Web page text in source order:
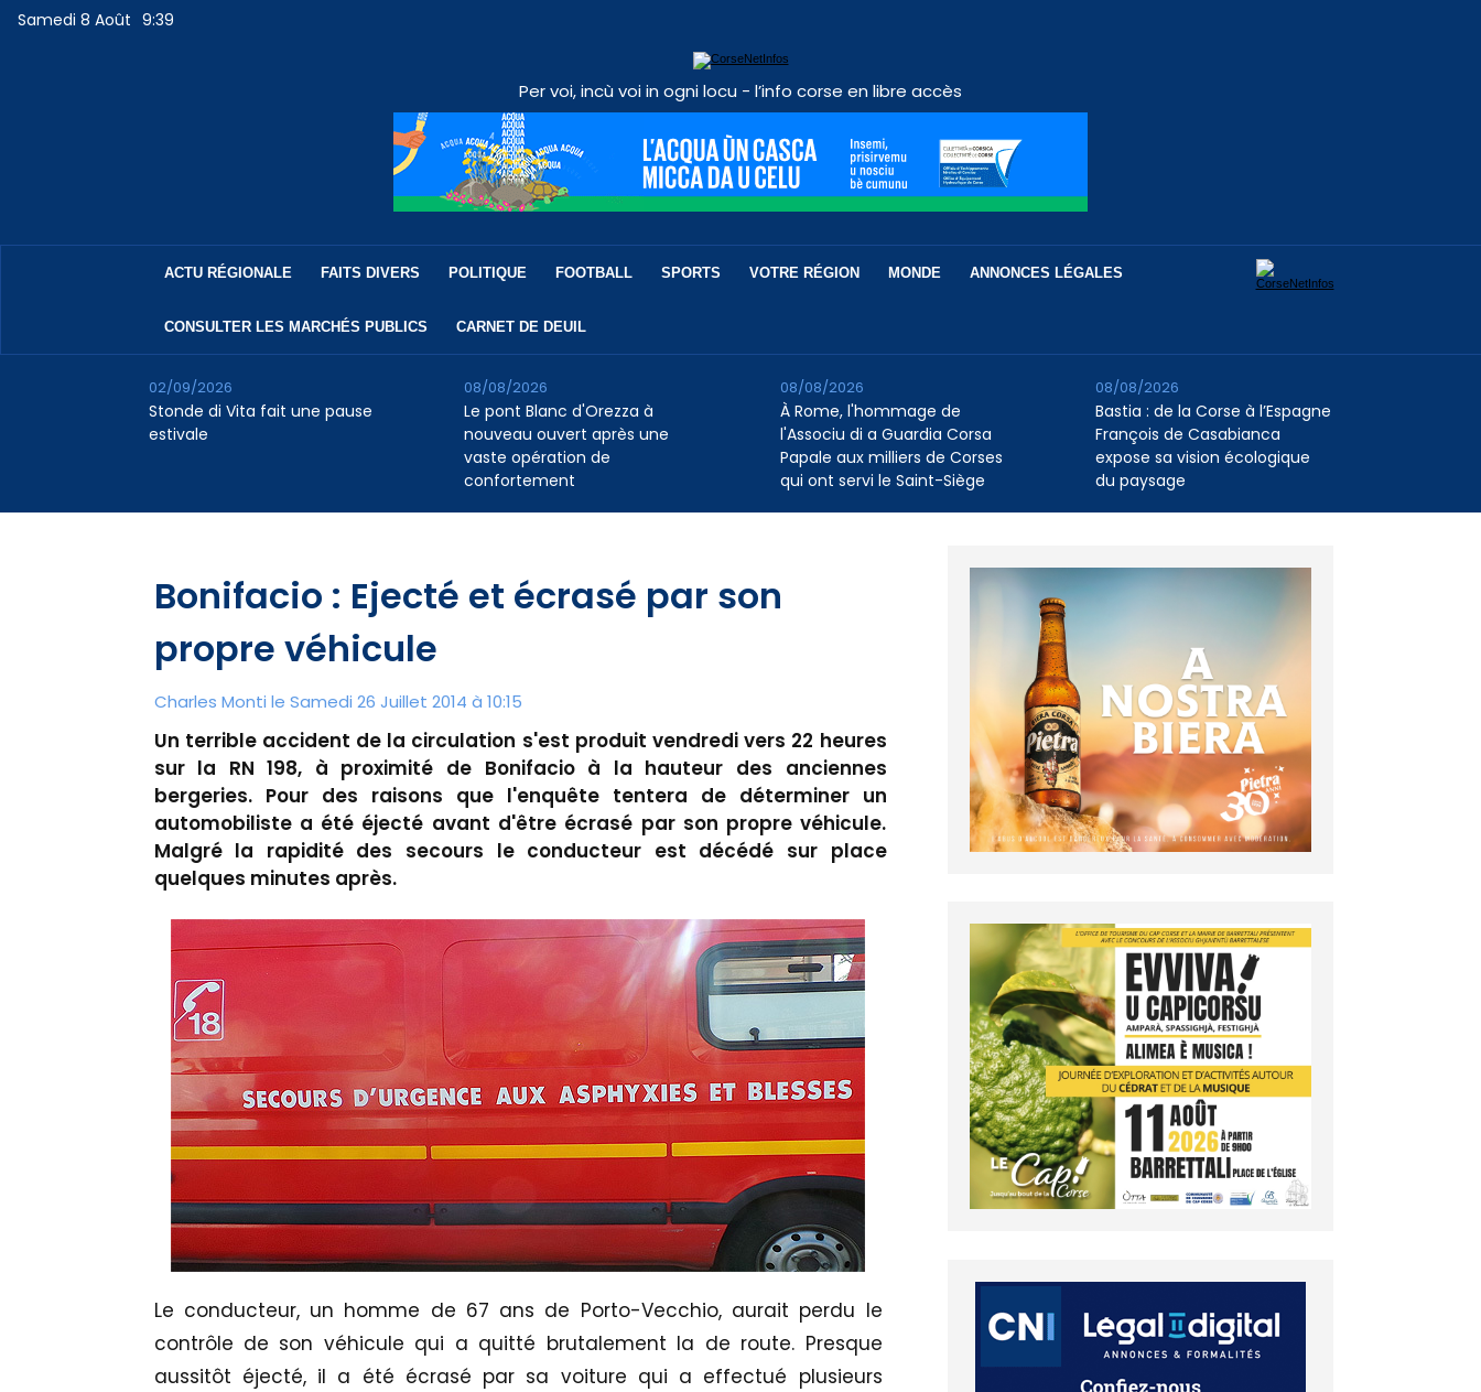
Samedi 8 Août 9:39
Per voi, incù voi in ogni locu - l’info corse en libre accès
ACTU RÉGIONALE FAITS DIVERS POLITIQUE FOOTBALL SPORTS VOTRE RÉGION MONDE ANNONCES LÉGALES
CONSULTER LES MARCHÉS PUBLICS CARNET DE DEUIL
Stonde di Vita fait une pause
estivale
02/09/2026
Le pont Blanc d'Orezza à
nouveau ouvert après une
vaste opération de
confortement
08/08/2026
À Rome, l'hommage de
l'Associu di a Guardia Corsa
Papale aux milliers de Corses
qui ont servi le Saint-Siège
08/08/2026
Bastia : de la Corse à l’Espagne
François de Casabianca
expose sa vision écologique
du paysage
08/08/2026
Bonifacio : Ejecté et écrasé par son
propre véhicule
Charles Monti le Samedi 26 Juillet 2014 à 10:15
Un terrible accident de la circulation s'est produit vendredi vers 22 heures
sur la RN 198, à proximité de Bonifacio à la hauteur des anciennes
bergeries. Pour des raisons que l'enquête tentera de déterminer un
automobiliste a été éjecté avant d'être écrasé par son propre véhicule.
Malgré la rapidité des secours le conducteur est décédé sur place
quelques minutes après.
Le conducteur, un homme de 67 ans de Porto-Vecchio, aurait perdu le
contrôle de son véhicule qui a quitté brutalement la de route. Presque
aussitôt éjecté, il a été écrasé par sa voiture qui a effectué plusieurs